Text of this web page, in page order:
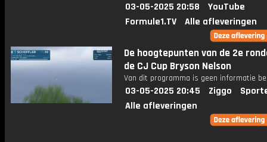
03-05-2025 20:58
YouTube
Formule1.TV
Alle afleveringen
De hoogtepunten van de 2e
de CJ Cup Bryson Nelson
Van dit programma is geen informatie
03-05-2025 20:45 Ziggo
Alle afleveringen